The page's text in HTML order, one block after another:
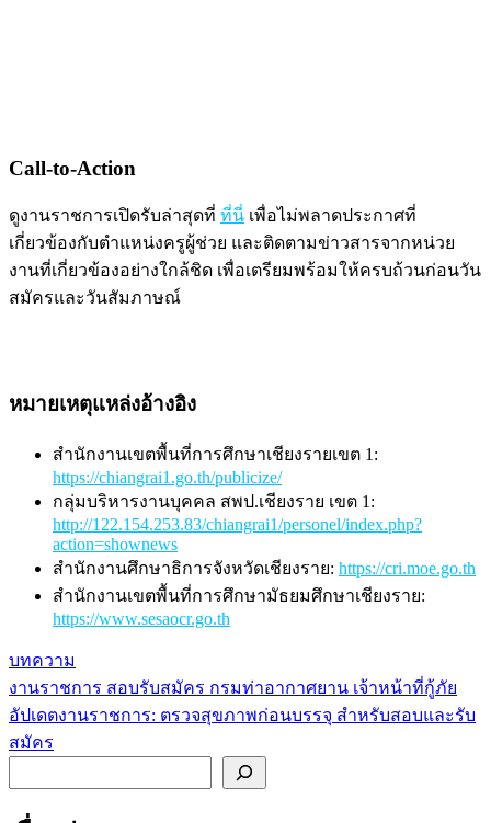
Call-to-Action
ดูงานราชการเปิดรับล่าสุดที่ ที่นี่ เพื่อไม่พลาดประกาศที่
เกี่ยวข้องกับตำแหน่งครูผู้ช่วย และติดตามข่าวสารจากหน่วย
งานที่เกี่ยวข้องอย่างใกล้ชิด เพื่อเตรียมพร้อมให้ครบถ้วนก่อนวัน
สมัครและวันสัมภาษณ์
หมายเหตุแหล่งอ้างอิง
สำนักงานเขตพื้นที่การศึกษาเชียงรายเขต 1:
https://chiangrai1.go.th/publicize/
กลุ่มบริหารงานบุคคล สพป.เชียงราย เขต 1:
http://122.154.253.83/chiangrai1/personel/index.php?
action=shownews
สำนักงานศึกษาธิการจังหวัดเชียงราย: https://cri.moe.go.th
สำนักงานเขตพื้นที่การศึกษามัธยมศึกษาเชียงราย:
https://www.sesaocr.go.th
บทความ
แนะแนว
เรื่อง
งานราชการ สอบรับสมัคร กรมท่าอากาศยาน เจ้าหน้าที่กู้ภัย
อัปเดตงานราชการ: ตรวจสุขภาพก่อนบรรจุ สำหรับสอบและรับ
สมัคร